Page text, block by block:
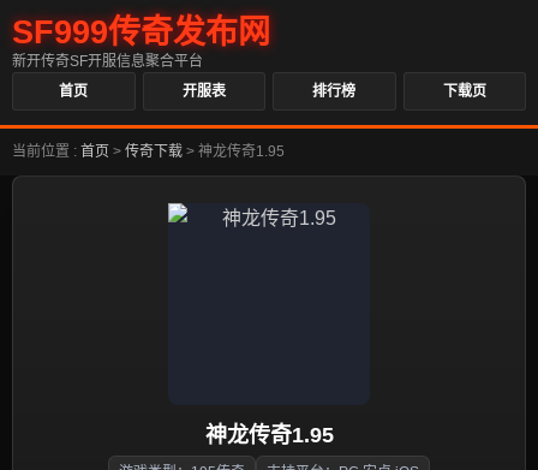
SF999传奇发布网
新开传奇SF开服信息聚合平台
首页
开服表 排行榜 下载页
当前位置 : 首页 > 传奇下载 > 神龙传奇1.95
神龙传奇1.95